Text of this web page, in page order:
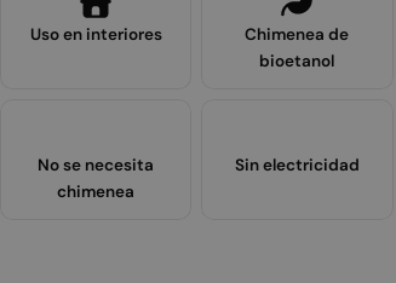
Uso en interiores
Chimenea de
bioetanol
No se necesita
chimenea
Sin electricidad